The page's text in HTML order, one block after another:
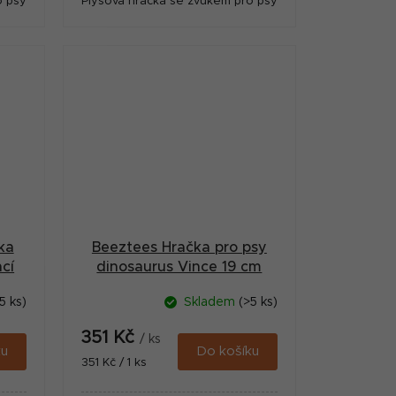
ks)
Beeztees Hračka pro psy
dinosaurus Vince 19 cm
Skladem (>5 ks)
351 Kč / ks
Měrná
351 Kč / 1 ks
Do košíku